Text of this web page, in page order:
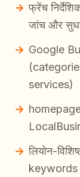
फ्रेंच
जांच और
Google
services)
लियोन-
keywords